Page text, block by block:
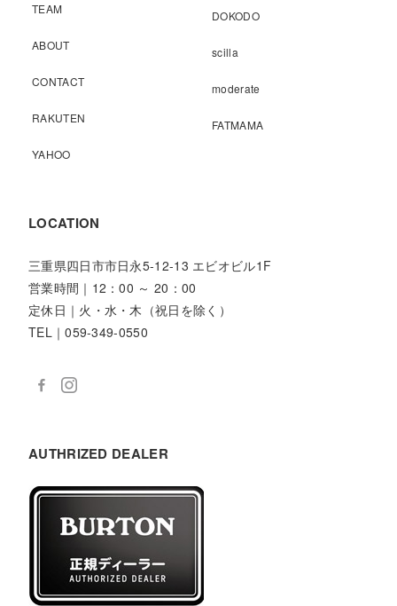
TEAM
ABOUT
CONTACT
RAKUTEN
YAHOO
DOKODO
scilla
moderate
FATMAMA
LOCATION
三重県四日市市日永5-12-13 エビオビル1F
営業時間｜12：00 ～ 20：00
定休日｜火・水・木（祝日を除く）
TEL｜059-349-0550
AUTHRIZED DEALER